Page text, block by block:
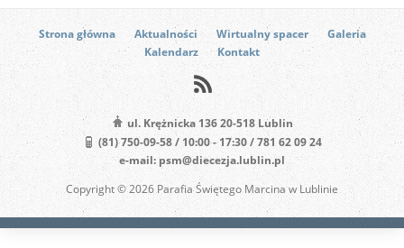
Strona główna Aktualności Wirtualny spacer
Galeria
Kalendarz
Kontakt
ul. Krężnicka 136 20-518 Lublin
(81) 750-09-58 / 10:00 - 17:30 / 781 62 09 24
e-mail: psm@diecezja.lublin.pl
Copyright © 2026 Parafia Świętego Marcina w Lublinie